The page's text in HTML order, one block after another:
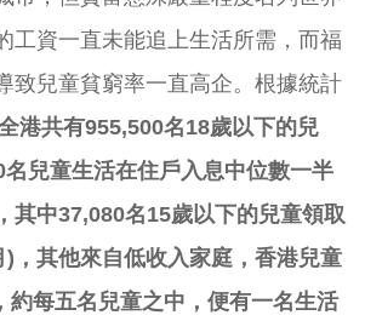
工資一直未能追上生活所需，而福
致兒童貧窮率一直高企。根據統計
港共有955,500名18歲以下的兒
名兒童生活在住戶入息中位數一半
其中37,080名15歲以下的兒童領取
) ，其他來自低收入家庭，香港兒童
，約每五名兒童之中，便有一名生活